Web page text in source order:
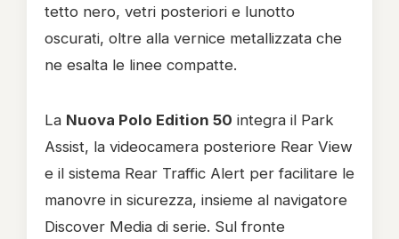
tetto nero, vetri posteriori e lunotto
oscurati, oltre alla vernice metallizzata che
ne esalta le linee compatte.
La Nuova Polo Edition 50 integra il Park
Assist, la videocamera posteriore Rear View
e il sistema Rear Traffic Alert per facilitare le
manovre in sicurezza, insieme al navigatore
Discover Media di serie. Sul fronte